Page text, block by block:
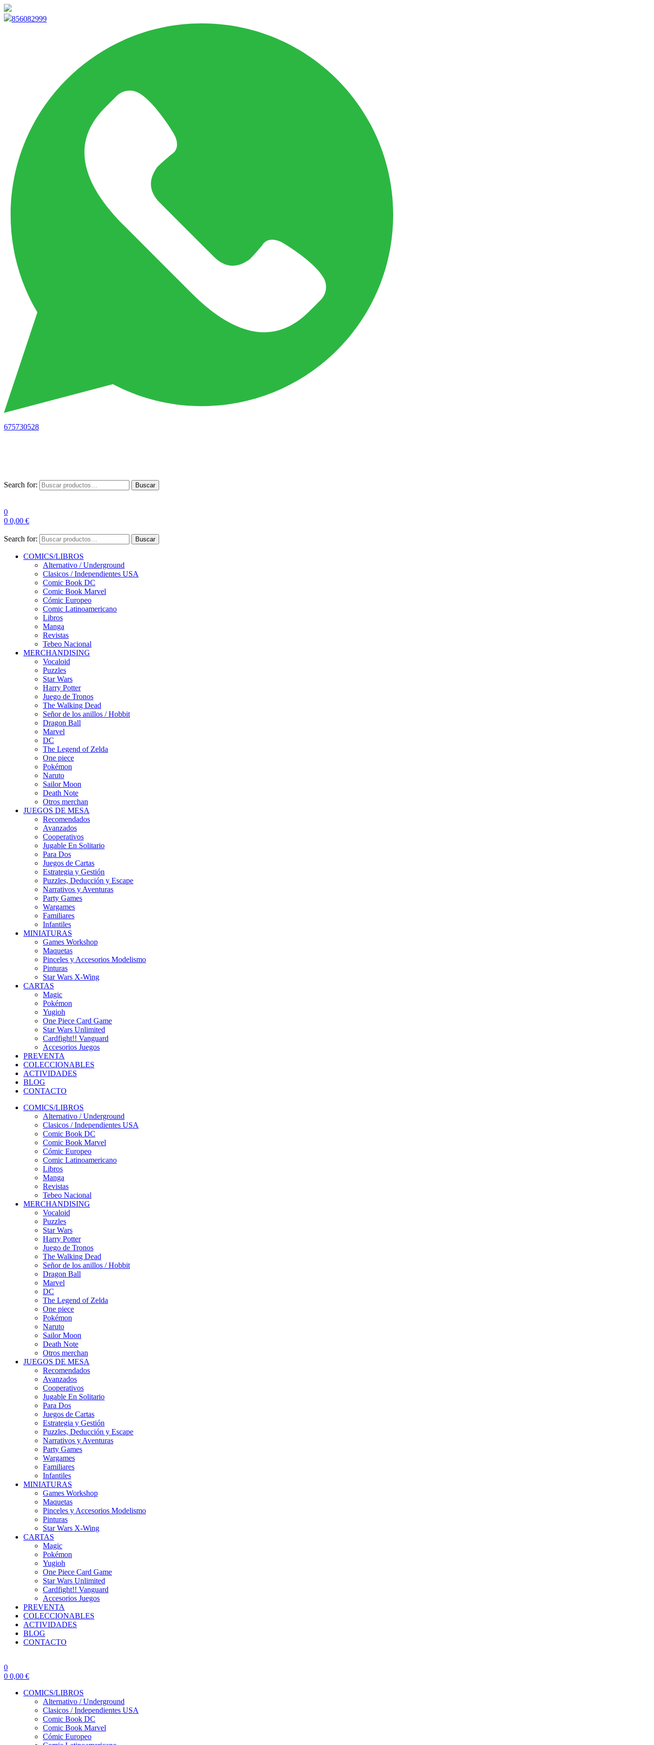
856082999
675730528
Search for: Buscar
0
0 0,00 €
Search for: Buscar
COMICS/LIBROS
Alternativo / Underground
Clasicos / Independientes USA
Comic Book DC
Comic Book Marvel
Cómic Europeo
Comic Latinoamericano
Libros
Manga
Revistas
Tebeo Nacional
MERCHANDISING
Vocaloid
Puzzles
Star Wars
Harry Potter
Juego de Tronos
The Walking Dead
Señor de los anillos / Hobbit
Dragon Ball
Marvel
DC
The Legend of Zelda
One piece
Pokémon
Naruto
Sailor Moon
Death Note
Otros merchan
JUEGOS DE MESA
Recomendados
Avanzados
Cooperativos
Jugable En Solitario
Para Dos
Juegos de Cartas
Estrategia y Gestión
Puzzles, Deducción y Escape
Narrativos y Aventuras
Party Games
Wargames
Familiares
Infantiles
MINIATURAS
Games Workshop
Maquetas
Pinceles y Accesorios Modelismo
Pinturas
Star Wars X-Wing
CARTAS
Magic
Pokémon
Yugioh
One Piece Card Game
Star Wars Unlimited
Cardfight!! Vanguard
Accesorios Juegos
PREVENTA
COLECCIONABLES
ACTIVIDADES
BLOG
CONTACTO
COMICS/LIBROS
Alternativo / Underground
Clasicos / Independientes USA
Comic Book DC
Comic Book Marvel
Cómic Europeo
Comic Latinoamericano
Libros
Manga
Revistas
Tebeo Nacional
MERCHANDISING
Vocaloid
Puzzles
Star Wars
Harry Potter
Juego de Tronos
The Walking Dead
Señor de los anillos / Hobbit
Dragon Ball
Marvel
DC
The Legend of Zelda
One piece
Pokémon
Naruto
Sailor Moon
Death Note
Otros merchan
JUEGOS DE MESA
Recomendados
Avanzados
Cooperativos
Jugable En Solitario
Para Dos
Juegos de Cartas
Estrategia y Gestión
Puzzles, Deducción y Escape
Narrativos y Aventuras
Party Games
Wargames
Familiares
Infantiles
MINIATURAS
Games Workshop
Maquetas
Pinceles y Accesorios Modelismo
Pinturas
Star Wars X-Wing
CARTAS
Magic
Pokémon
Yugioh
One Piece Card Game
Star Wars Unlimited
Cardfight!! Vanguard
Accesorios Juegos
PREVENTA
COLECCIONABLES
ACTIVIDADES
BLOG
CONTACTO
0
0 0,00 €
COMICS/LIBROS
Alternativo / Underground
Clasicos / Independientes USA
Comic Book DC
Comic Book Marvel
Cómic Europeo